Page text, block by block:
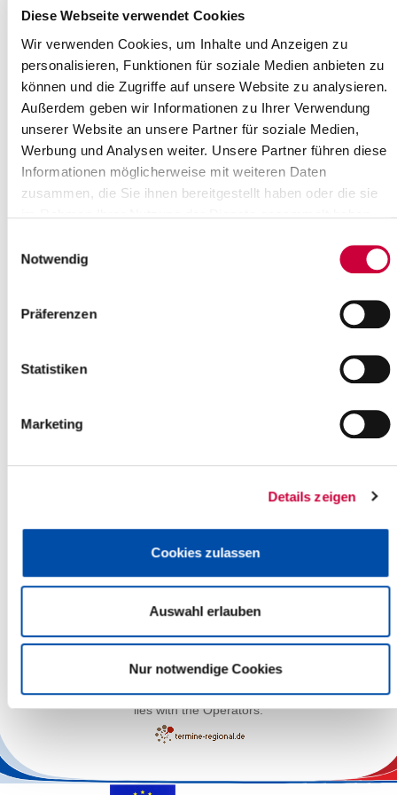
Diese Webseite verwendet Cookies
Wir verwenden Cookies, um Inhalte und Anzeigen zu
personalisieren, Funktionen für soziale Medien anbieten zu
können und die Zugriffe auf unsere Website zu analysieren.
Außerdem geben wir Informationen zu Ihrer Verwendung
unserer Website an unsere Partner für soziale Medien,
Werbung und Analysen weiter. Unsere Partner führen diese
Informationen möglicherweise mit weiteren Daten
zusammen, die Sie ihnen bereitgestellt haben oder die sie
Notwendig
Präferenzen
Statistiken
Marketing
Details zeigen
Cookies zulassen
Auswahl erlauben
Nur notwendige Cookies
Ev.-Luth. Christus-Kirchengemeinde Kiebitzreihe, Kirchenstraße
18 ,Kiebitzreihe
Category:
Gottesdienste
Source
Ev.-Luth. Christus-Kirchengemeinde Kiebitzreihe
Kirchenstraße 18
Phone: +49 4121 5915
Back to selection
+
Leaflet| ©OpenStreetMapcontributors
The responsibility for the factual correctness of the information
lies with the Operators.